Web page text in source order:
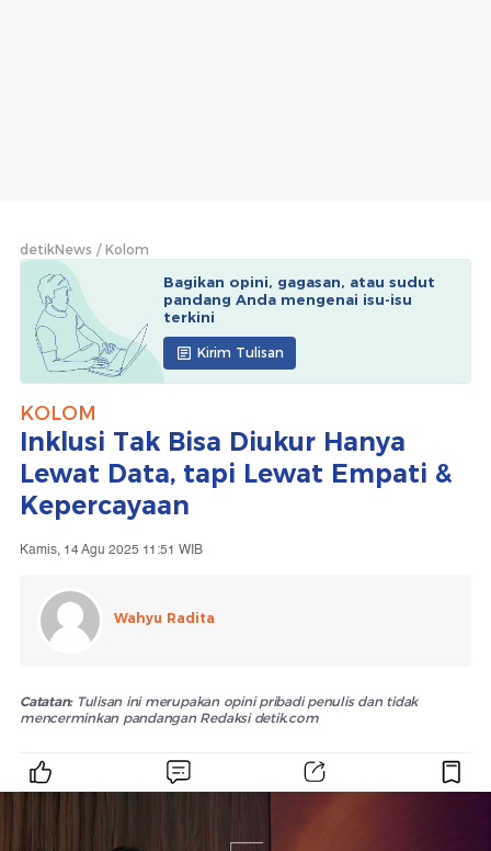
detikNews Kolom
Bagikan opini, gagasan, atau sudut
pandang Anda mengenai isu-isu
terkini
Kirim Tulisan
KOLOM
Inklusi Tak Bisa Diukur Hanya
Lewat Data, tapi Lewat Empati &
Kepercayaan
Kamis, 14 Agu 2025 11:51 WIB
Wahyu Radita
Catatan:Tulisan ini merupakan opini pribadi penulis dan tidak
mencerminkan pandangan Redaksi detik.com